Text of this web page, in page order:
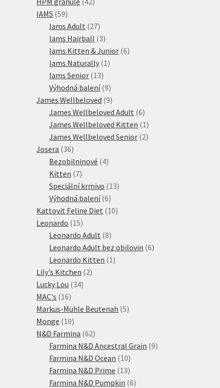
IAMS 5959
produktů
Iams Adult 2727
produktů
Iams Hairball 33
produkty
Iams Kitten & Junior 66
Iams Naturally 1 1
Iams Senior 1313
produktů
Výhodná balení 99
produktů
James Wellbeloved 99
produktů
James Wellbeloved Adult 66
produktů
James Wellbeloved Kitten 1 1
produkt
James Wellbeloved Senior 22
Josera 3636
produktů
Bezobilninové 44
Kitten 77
produktů
Speciální krmivo 1313
Výhodná balení 66
produktů
Kattovit Feline Diet 1010
Leonardo 1515
produktů
Leonardo Adult 88
produktů
Leonardo Adult bez obilovin 66
Leonardo Kitten 1 1
Lily's Kitchen 22
Lucky Lou 3434
MAC's 1616
produktů
Markus-Mühle Beutenah 55
Monge 1010
produktů
N&D Farmina 6262
produktů
Farmina N&D Ancestral Grain 99
Farmina N&D Ocean 1010
produktů
Farmina N&D Prime 1313
produktů
Farmina N&D Pumpkin 66